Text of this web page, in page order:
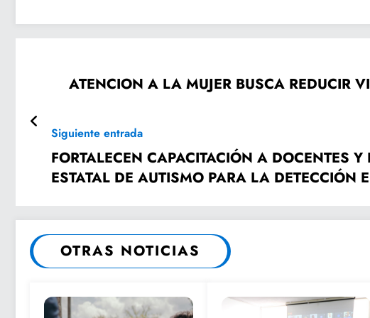
ATENCION A LA MUJER BUSCA REDUCIR
Siguiente entrada
FORTALECEN CAPACITACIÓN A DOCENTES Y PERSONAL DEL CENTRO
ESTATAL DE AUTISMO PARA LA DETECCIÓN
OTRAS NOTICIAS